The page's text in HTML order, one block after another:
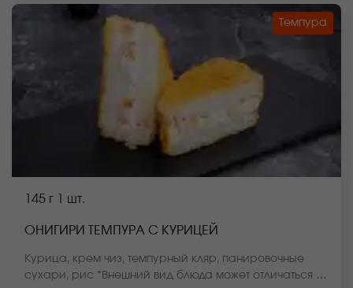
Темпура
145 г 1 шт.
ОНИГИРИ ТЕМПУРА С КУРИЦЕЙ
Курица, крем чиз, темпурный кляр, панировочные
сухари, рис *Внешний вид блюда может отличаться от